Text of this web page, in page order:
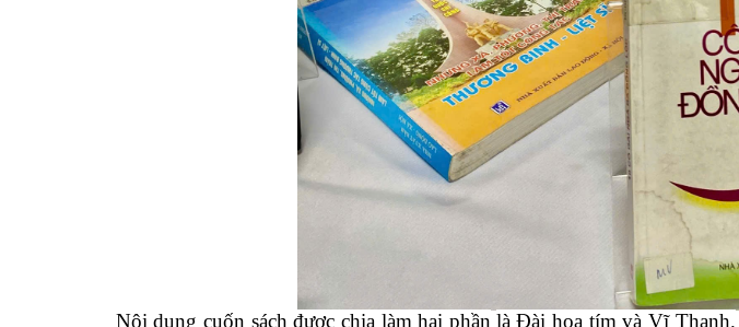
Nội dungcuốn sách được chia làm hai phần là Đài hoa tím và Vĩ Thanh.